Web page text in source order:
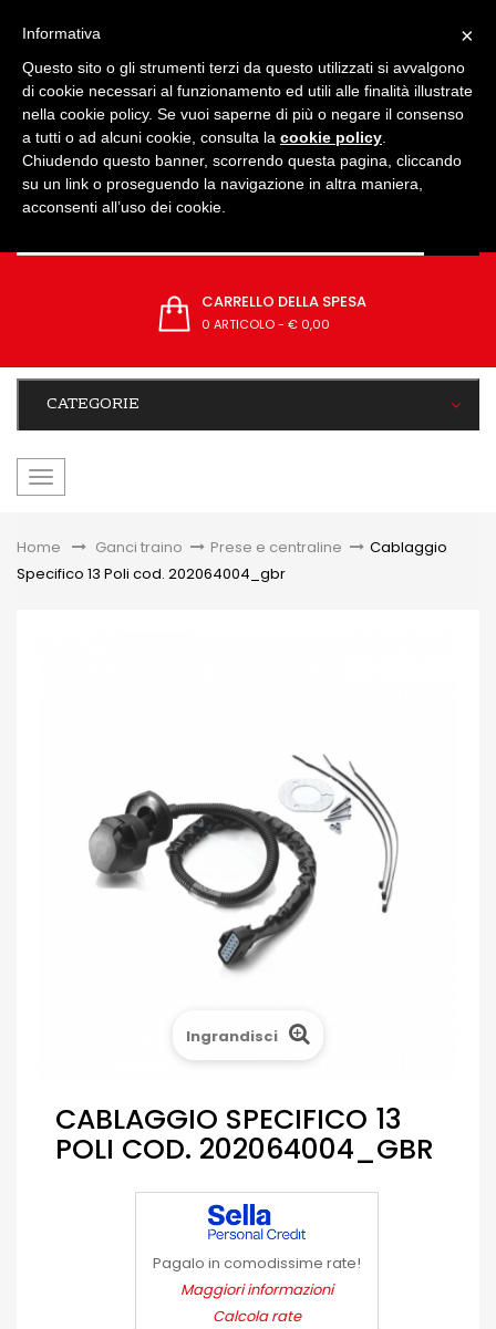
CARRELLO DELLA SPESA
0 ARTICOLO- € 0,00
CATEGORIE
navigazione
Home &gt;Ganci traino > Prese e centraline > Cablaggio
Specifico 13 Poli cod. 202064004_gbr
Ingrandisci
CABLAGGIO SPECIFICO 13
POLI COD. 202064004_GBR
Pagalo in comodissime rate!
Maggiori informazioni
Calcola rate
×
Informativa
Questo sito o gli strumenti terzi da questo utilizzati si avvalgono
di cookie necessari al funzionamento ed utili alle finalità illustrate
nella cookie policy. Se vuoi saperne di più o negare il consenso
a tutti o ad alcuni cookie, consulta la cookie policy
Chiudendo questo banner, scorrendo questa pagina, cliccando
su un link o proseguendo la navigazione in altra maniera,
acconsenti all’uso dei cookie.